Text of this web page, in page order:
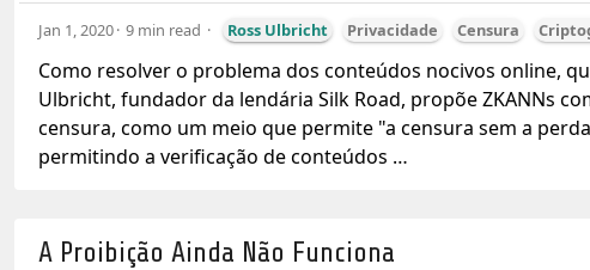
Jan 1, 2020 9 min read Ross Ulbricht Privacidade Censura
Como resolver o problema dos conteúdos nocivos online,
Ulbricht, fundador da lendária Silk Road, propõe ZKANNs
censura, como um meio que permite "a censura sem a
permitindo a verificação de conteúdos …
A Proibição Ainda Não Funciona